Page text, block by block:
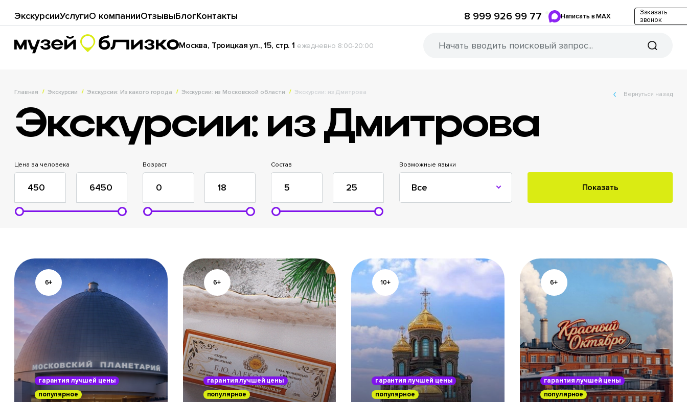
ЭкскурсииУслугиО компанииОтзывыБлогКонтакты 8 999 926 99 77 Написать в MAX
Заказать
звонок
Москва, Троицкая ул., 15, стр. 1 ежедневно 8:00-20:00
Главная Экскурсии Экскурсии: Из какого города Экскурсии: из Московской области Экскурсии: из Дмитрова Вернуться назад
Экскурсии: из Дмитрова
Цена за человека Возраст Состав Возможные языки
Все
гарантия лучшей цены
популярное
6+
гарантия лучшей цены
популярное
6+
гарантия лучшей цены
популярное
10+
гарантия лучшей цены
популярное
6+